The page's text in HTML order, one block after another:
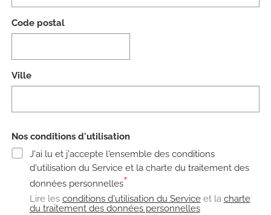
Code postal
Ville
Nos conditions d'utilisation
J'ai lu et j'accepte l'ensemble des conditions
d'utilisation du Service et la charte du traitement des
données personnelles*
Lire les conditions d'utilisation du Serviceet la charte
du traitement des données personnelles